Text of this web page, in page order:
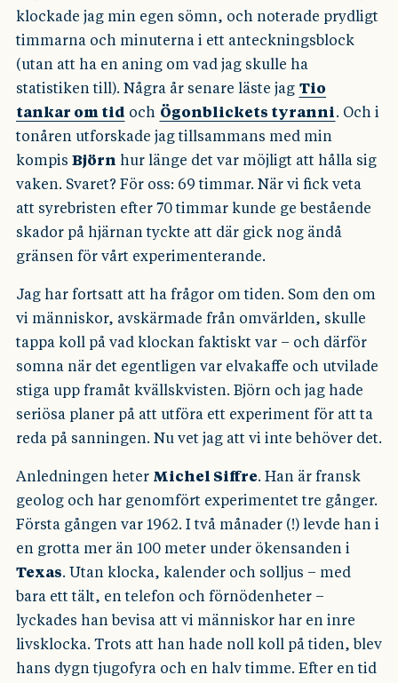
klockade jag min egen sömn, och noterade prydligt
timmarna och minuterna i ett anteckningsblock
(utan att ha en aning om vad jag skulle ha
statistiken till). Några år senare läste jag Tio
tankar om tid och Ögonblickets tyranni. Och i
tonåren utforskade jag tillsammans med min
kompis Björn hur länge det var möjligt att hålla sig
vaken. Svaret? För oss: 69 timmar. När vi fick veta
att syrebristen efter 70 timmar kunde ge bestående
skador på hjärnan tyckte att där gick nog ändå
gränsen för vårt experimenterande.
Jag har fortsatt att ha frågor om tiden. Som den om
vi människor, avskärmade från omvärlden, skulle
tappa koll på vad klockan faktiskt var – och därför
somna när det egentligen var elvakaffe och utvilade
stiga upp framåt kvällskvisten. Björn och jag hade
seriösa planer på att utföra ett experiment för att ta
reda på sanningen. Nu vet jag att vi inte behöver det.
Anledningen heter Michel Siffre. Han är fransk
geolog och har genomfört experimentet tre gånger.
Första gången var 1962. I två månader (!) levde han i
en grotta mer än 100 meter under ökensanden i
Texas. Utan klocka, kalender och solljus – med
bara ett tält, en telefon och förnödenheter –
lyckades han bevisa att vi människor har en inre
livsklocka. Trots att han hade noll koll på tiden, blev
hans dygn tjugofyra och en halv timme. Efter en tid